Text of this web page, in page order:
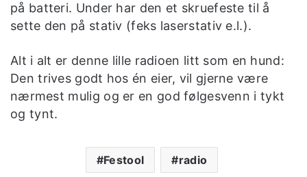
på batteri. Under har den et skruefeste til å
sette den på stativ (feks laserstativ e.l.).
Alt i alt er denne lille radioen litt som en hund:
Den trives godt hos én eier, vil gjerne være
nærmest mulig og er en god følgesvenn i tykt
og tynt.
Festool radio